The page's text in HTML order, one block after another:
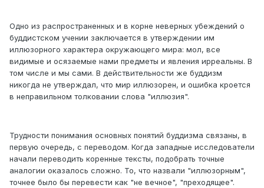
Одно из распространенных и в корне неверных убеждений о
буддистском учении заключается в утверждении им
иллюзорного характера окружающего мира: мол, все
видимые и осязаемые нами предметы и явления ирреальны. В
том числе и мы сами. В действительности же буддизм
никогда не утверждал, что мир иллюзорен, и ошибка кроется
в неправильном толковании слова "иллюзия".
Трудности понимания основных понятий буддизма связаны, в
первую очередь, с переводом. Когда западные исследователи
начали переводить коренные тексты, подобрать точные
аналогии оказалось сложно. То, что назвали "иллюзорным",
точнее было бы перевести как "не вечное", "преходящее".